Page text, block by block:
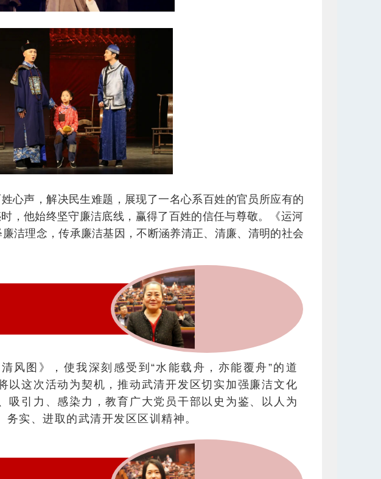
心声，解决民生难题，展现了一名心系百姓的官员所应有的
，他始终坚守廉洁底线，赢得了百姓的信任与尊敬。
《运河
洁理念，传承廉洁基因，不断涵养清正、清廉、清明的社会
风图》，使我深刻感受到“水能载舟，亦能覆舟”的道
以这次活动为契机，推动武清开发区切实加强廉洁文化
吸引力、感染力，教育广大党员干部以史为鉴、以人为
实、进取的武清开发区区训精神。